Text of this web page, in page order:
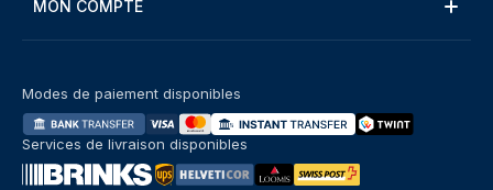
MON COMPTE
Modes de paiement disponibles
Services de livraison disponibles